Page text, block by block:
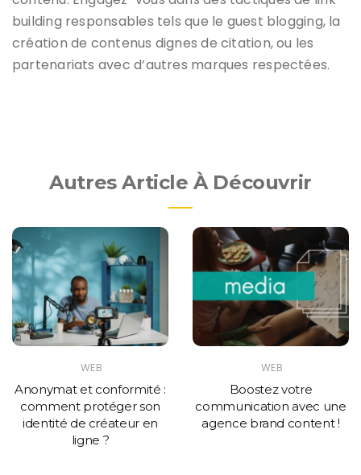
building responsables tels que le guest blogging, la
création de contenus dignes de citation, ou les
partenariats avec d’autres marques respectées.
Autres Article À Découvrir
WEB
Anonymat et conformité :
comment protéger son
identité de créateur en
ligne ?
WEB
Boostez votre
communication avec une
agence brand content !